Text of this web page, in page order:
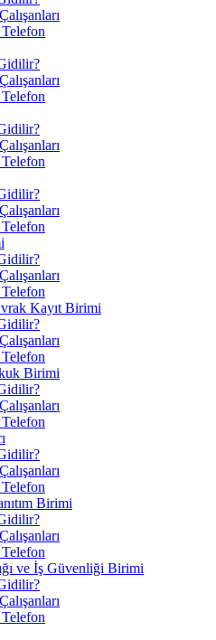
Kayıt Birimi
Birimi
Birimi
ve İş Güvenliği Birimi